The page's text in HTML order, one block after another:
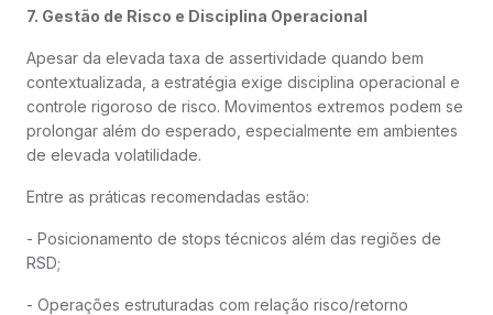
7. Gestão de Risco e Disciplina Operacional
Apesar da elevada taxa de assertividade quando bem
contextualizada, a estratégia exige disciplina operacional e
controle rigoroso de risco. Movimentos extremos podem se
prolongar além do esperado, especialmente em ambientes
de elevada volatilidade.
Entre as práticas recomendadas estão:
- Posicionamento de stops técnicos além das regiões de
RSD;
- Operações estruturadas com relação risco/retorno